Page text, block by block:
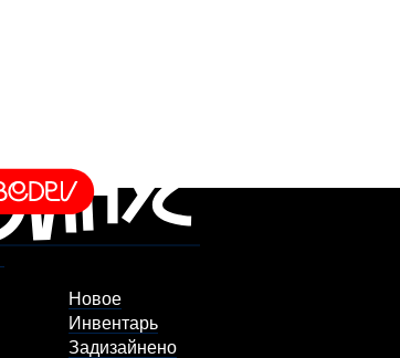
Новое
Инвентарь
Задизайнено